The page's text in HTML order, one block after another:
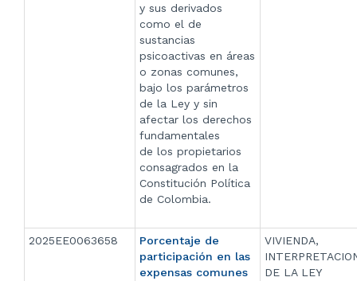
y sus derivados
como el de
sustancias
psicoactivas en áreas
o zonas comunes,
bajo los parámetros
de la Ley y sin
afectar los derechos
fundamentales
de los propietarios
consagrados en la
Constitución Política
de Colombia.
2025EE0063658
Porcentaje de
participación en las
expensas comunes
VIVIENDA,
DE LA LEY